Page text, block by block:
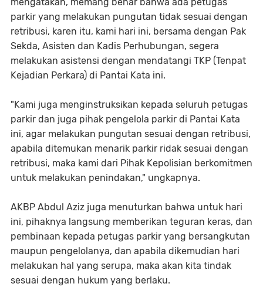
parkir yang melakukan pungutan tidak sesuai dengan
retribusi, karen itu, kami hari ini, bersama dengan Pak
Sekda, Asisten dan Kadis Perhubungan, segera
melakukan asistensi dengan mendatangi TKP (Tenpat
Kejadian Perkara) di Pantai Kata ini.
"Kami juga menginstruksikan kepada seluruh petugas
parkir dan juga pihak pengelola parkir di Pantai Kata
ini, agar melakukan pungutan sesuai dengan retribusi,
apabila ditemukan menarik parkir ridak sesuai dengan
retribusi, maka kami dari Pihak Kepolisian berkomitmen
untuk melakukan penindakan," ungkapnya.
AKBP Abdul Aziz juga menuturkan bahwa untuk hari
ini, pihaknya langsung memberikan teguran keras, dan
pembinaan kepada petugas parkir yang bersangkutan
maupun pengelolanya, dan apabila dikemudian hari
melakukan hal yang serupa, maka akan kita tindak
sesuai dengan hukum yang berlaku.